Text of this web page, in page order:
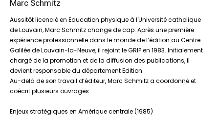
Marc Schmitz
Aussitôt licencié en Education physique à l'Université catholique
de Louvain, Marc Schmitz change de cap. Après une première
expérience professionnelle dans le monde de l’édition au Centre
Galilée de Louvain-la-Neuve, il rejoint le GRIP en 1983. Initialement
chargé de la promotion et de la diffusion des publications, il
devient responsable du département Edition.
Au-delà de son travail d’éditeur, Marc Schmitz a coordonné et
coécrit plusieurs ouvrages :
Enjeux stratégiques en Amérique centrale (1985)